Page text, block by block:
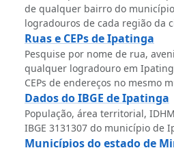
de qualquer bairro do
logradouros de cada região da
Ruas e CEPs de Ipatinga
Pesquise por nome de rua,
qualquer logradouro em
CEPs de endereços no mesmo
Dados do IBGE de Ipatinga
População, área territorial,
IBGE 3131307 do município de
Municípios do estado de